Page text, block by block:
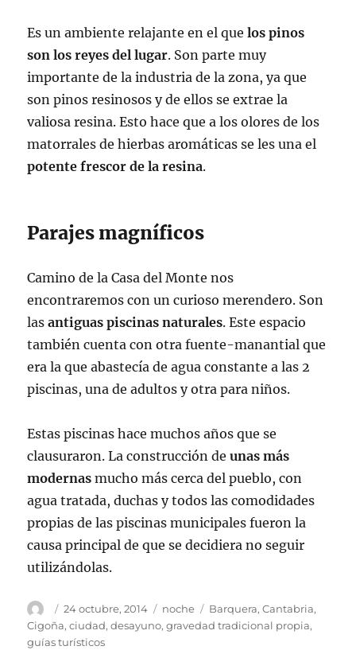
Es un ambiente relajante en el quelos pinos
son los reyes del lugar. Son parte muy
importante de la industria de la zona, ya que
son pinos resinosos y de ellos se extrae la
valiosa resina. Esto hace que a los olores de los
matorrales de hierbas aromáticas se les una el
potente frescor de la resina.
Parajes magníficos
Camino de la Casa del Monte nos
encontraremos con un curioso merendero. Son
lasantiguas piscinas naturales. Este espacio
también cuenta con otra fuente-manantial que
era la que abastecía de agua constante a las 2
piscinas, una de adultos y otra para niños.
Estas piscinas hace muchos años que se
clausuraron. La construcción deunas más
modernas mucho más cerca del pueblo, con
agua tratada, duchas y todos las comodidades
propias de las piscinas municipales fueron la
causa principal de que se decidiera no seguir
utilizándolas.
Autor
Publicado
el
24 octubre, 2014 Categorías
noche Etiquetas
Barquera,Cantabria,
Cigoña,ciudad,desayuno,gravedad tradicional propia,
guías turísticos